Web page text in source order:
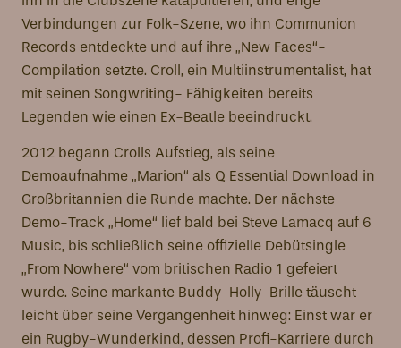
Verbindungen zur Folk-Szene, wo ihn Communion
Records entdeckte und auf ihre „New Faces“-
Compilation setzte. Croll, ein Multiinstrumentalist, hat
mit seinen Songwriting- Fähigkeiten bereits
Legenden wie einen Ex-Beatle beeindruckt.
2012 begann Crolls Aufstieg, als seine
Demoaufnahme „Marion“ als Q Essential Download in
Großbritannien die Runde machte. Der nächste
Demo-Track „Home“ lief bald bei Steve Lamacq auf 6
Music, bis schließlich seine offizielle Debütsingle
„From Nowhere“ vom britischen Radio 1 gefeiert
wurde. Seine markante Buddy-Holly-Brille täuscht
leicht über seine Vergangenheit hinweg: Einst war er
ein Rugby-Wunderkind, dessen Profi-Karriere durch